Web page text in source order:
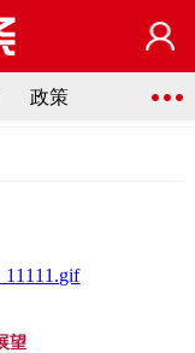
政策
望